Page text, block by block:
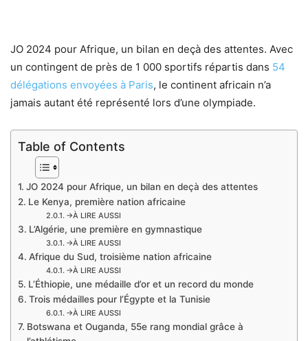
JO 2024 pour Afrique, un bilan en deçà des attentes. Avec
un contingent de près de 1 000 sportifs répartis dans 54
délégations envoyées à Paris, le continent africain n’a
jamais autant été représenté lors d’une olympiade.
Table of Contents
JO 2024 pour Afrique, un bilan en deçà des attentes
Le Kenya, première nation africaine
→À LIRE AUSSI
L’Algérie, une première en gymnastique
→À LIRE AUSSI
Afrique du Sud, troisième nation africaine
→À LIRE AUSSI
L’Éthiopie, une médaille d’or et un record du monde
Trois médailles pour l’Égypte et la Tunisie
→À LIRE AUSSI
Botswana et Ouganda, 55e rang mondial grâce à